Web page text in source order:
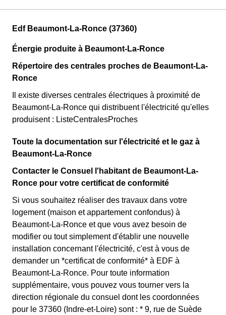
Edf Beaumont-La-Ronce (37360)
Énergie produite à Beaumont-La-Ronce
Répertoire des centrales proches de Beaumont-La-
Ronce
Il existe diverses centrales électriques à proximité de
Beaumont-La-Ronce qui distribuent l'électricité qu'elles
produisent : ListeCentralesProches
Toute la documentation sur l'électricité et le gaz à
Beaumont-La-Ronce
Contacter le Consuel l'habitant de Beaumont-La-
Ronce pour votre certificat de conformité
Si vous souhaitez réaliser des travaux dans votre
logement (maison et appartement confondus) à
Beaumont-La-Ronce et que vous avez besoin de
modifier ou tout simplement d'établir une nouvelle
installation concernant l'électricité, c'est à vous de
demander un *certificat de conformité* à EDF à
Beaumont-La-Ronce. Pour toute information
supplémentaire, vous pouvez vous tourner vers la
direction régionale du consuel dont les coordonnées
pour le 37360 (Indre-et-Loire) sont : * 9, rue de Suède